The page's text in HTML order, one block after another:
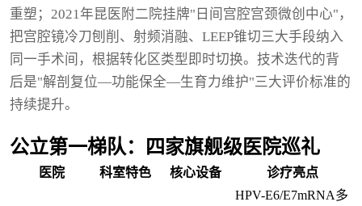
重塑；2021年昆医附二院挂牌"日间宫腔宫颈微创中心"，
把宫腔镜冷刀刨削、射频消融、LEEP锥切三大手段纳入
同一手术间，根据转化区类型即时切换。技术迭代的背
后是"解剖复位—功能保全—生育力维护"三大评价标准的
持续提升。
公立第一梯队：四家旗舰级医院巡礼
医院 科室特色 核心设备 诊疗亮点
HPV-E6/E7mRNA多